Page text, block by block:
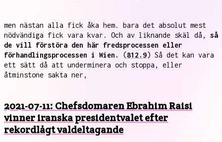
men nästan alla fick åka hem. bara det absolut mest
nödvändiga fick vara kvar. Och av liknande skäl då, så
de vill förstöra den här fredsprocessen eller
förhandlingsprocessen i Wien.
(812.9) Så det kan vara
ett sätt då att underminera och stoppa, eller
åtminstone sakta ner,
2021-07-11: Chefsdomaren Ebrahim Raisi
vinner iranska presidentvalet efter
rekordlågt valdeltagande